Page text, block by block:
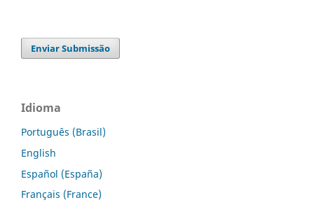
Enviar Submissão
Idioma
Português (Brasil)
English
Español (España)
Français (France)